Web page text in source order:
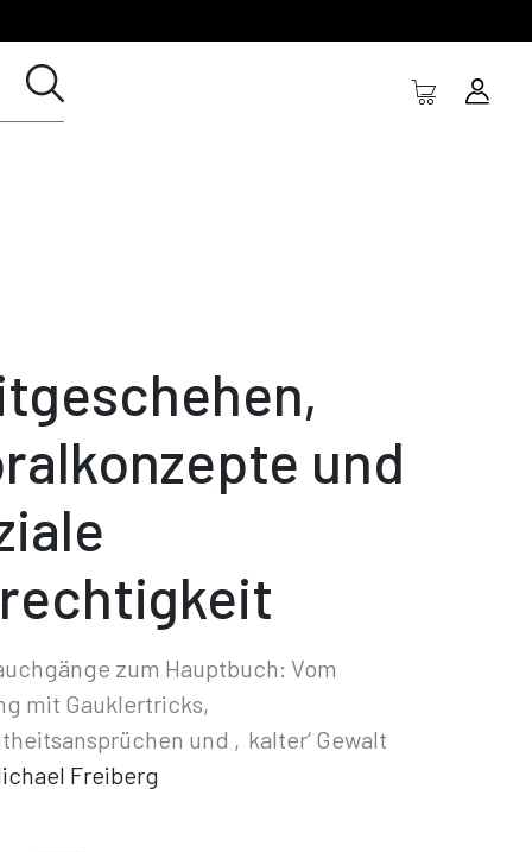
und
zum Hauptbuch: Vom
mit Gauklertricks,
und ‚kalter‘ Gewalt
Freiberg